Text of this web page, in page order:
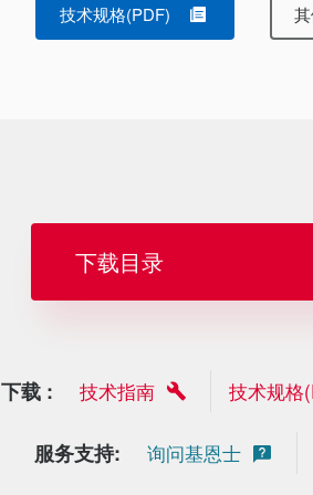
技术规格(PDF)
下载目录
下载 : 技术指南 技术规格
服务支持: 询问基恩士